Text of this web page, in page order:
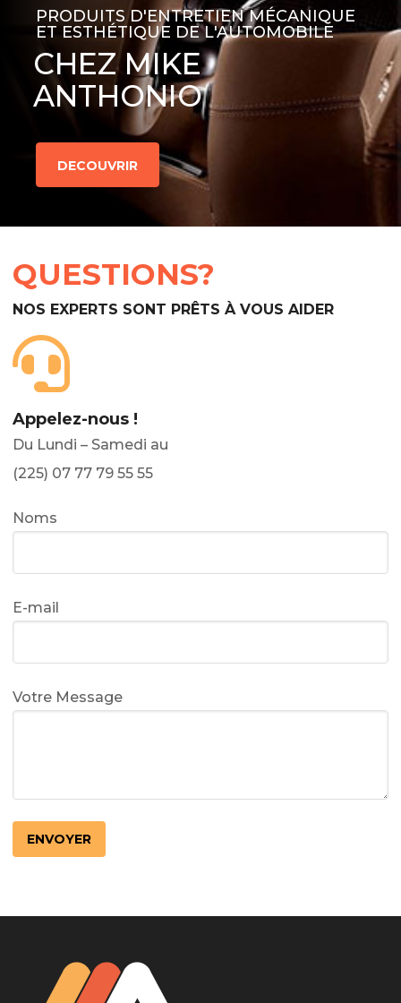
PRODUITS D'ENTRETIEN MÉCANIQUE
ET ESTHÉTIQUE DE L'AUTOMOBILE
CHEZ MIKE
ANTHONIO
DECOUVRIR
QUESTIONS?
NOS EXPERTS SONT PRÊTS À VOUS AIDER
Appelez-nous !
Du Lundi – Samedi au
(225) 07 77 79 55 55
Noms
E-mail
Votre Message
LotoMart
Бай Лото
escort barcelone
https://intimaties.net/es/category/woman-used-
used-panties-es/
eros houston
albanianescort